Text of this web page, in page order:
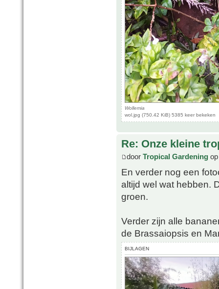
Wollemia
wol.jpg (750.42 KiB) 5385 keer bekeken
Re: Onze kleine
door Tropical Gardening
En verder nog een
altijd wel wat hebben.
groen.
Verder zijn alle
de Brassaiopsis en
BIJLAGEN